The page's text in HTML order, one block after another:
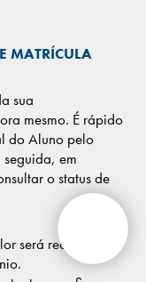
MATRÍCULA
sua
mesmo. É rápido
do Aluno pelo
em
o status de
será reajustado